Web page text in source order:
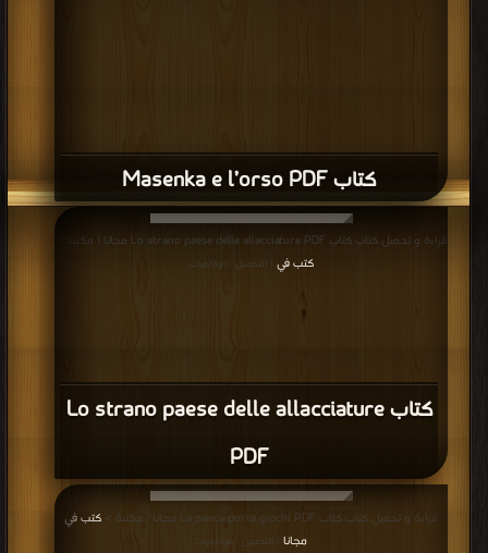
كتاب Masenka e l’orso PDF
كتاب Lo strano paese delle allacciature
PDF
قراءة و تحميل كتاب كتاب Lo strano paese delle allacciature PDF مجانا | مكتبة >
كتب في
| التحميل : مرة/مرات
قراءة و تحميل كتاب كتاب La panca porta giochi PDF مجانا | مكتبة >
كتب في
مجانا | التحميل : مرة/مرات